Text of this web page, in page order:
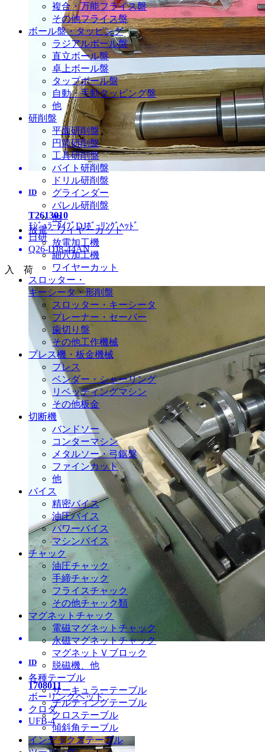
複合・万能フライス盤
その他フライス盤
ボール盤・タッピング
ラジアルボール盤
直立ボール盤
卓上ボール盤
タップボール盤
自動・手動タッピング盤
他
研削盤
平面研削盤
円筒研削盤
工具研削盤
バイト研削盤
ドリル研削盤
グラインダー
バレル研削盤
他
放電・ワイヤーカット
放電加工機
細穴加工機
ワイヤーカット
スロッター・
キーシータ・形削盤
スロッター・キーシータ
プレーナー・セーパー
歯切り盤
その他工作機械
プレス機・板金機械
プレス
ベンダー・シャーリング
リベッティングマシン
その他板金
切断機
バンドソー
コンターマシン
メタルソー・弓鋸盤
ファインカット
他
バイス
精密バイス
油圧バイス
パワーバイス
マシンバイス
チャック
油圧チャック
手締チャック
フライスチャック
その他チャック類
マグネットチャック
電磁マグネットチャック
永磁マグネットチャック
マグネットＶブロック
脱磁機、他
各種テーブル
サーキュラーテーブル
チルティングテーブル
クロステーブル
傾斜角テーブル
インデックステーブル
ID
T2613010
ﾓｼﾞｭﾗｰﾀｲﾌﾟDJﾎﾞｰﾘﾝｸﾞﾍｯﾄﾞ
日研
Q26-DJ8-44AN
入 荷
ID
1708011
ボーリングヘッド
クロダ
UFB-4